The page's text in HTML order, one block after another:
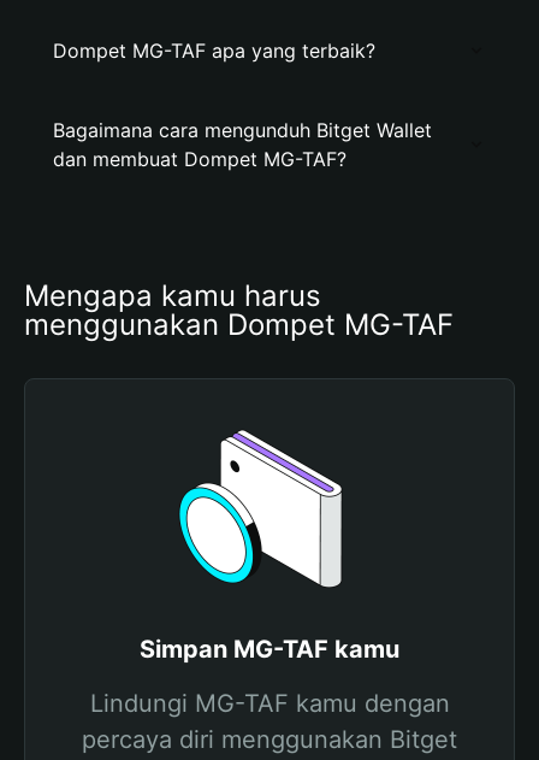
Dompet MG-TAF apa yang terbaik?
Bagaimana cara mengunduh Bitget Wallet
dan membuat Dompet MG-TAF?
Mengapa kamu harus
menggunakan Dompet MG-TAF
Simpan MG-TAF kamu
Lindungi MG-TAF kamu dengan
percaya diri menggunakan Bitget